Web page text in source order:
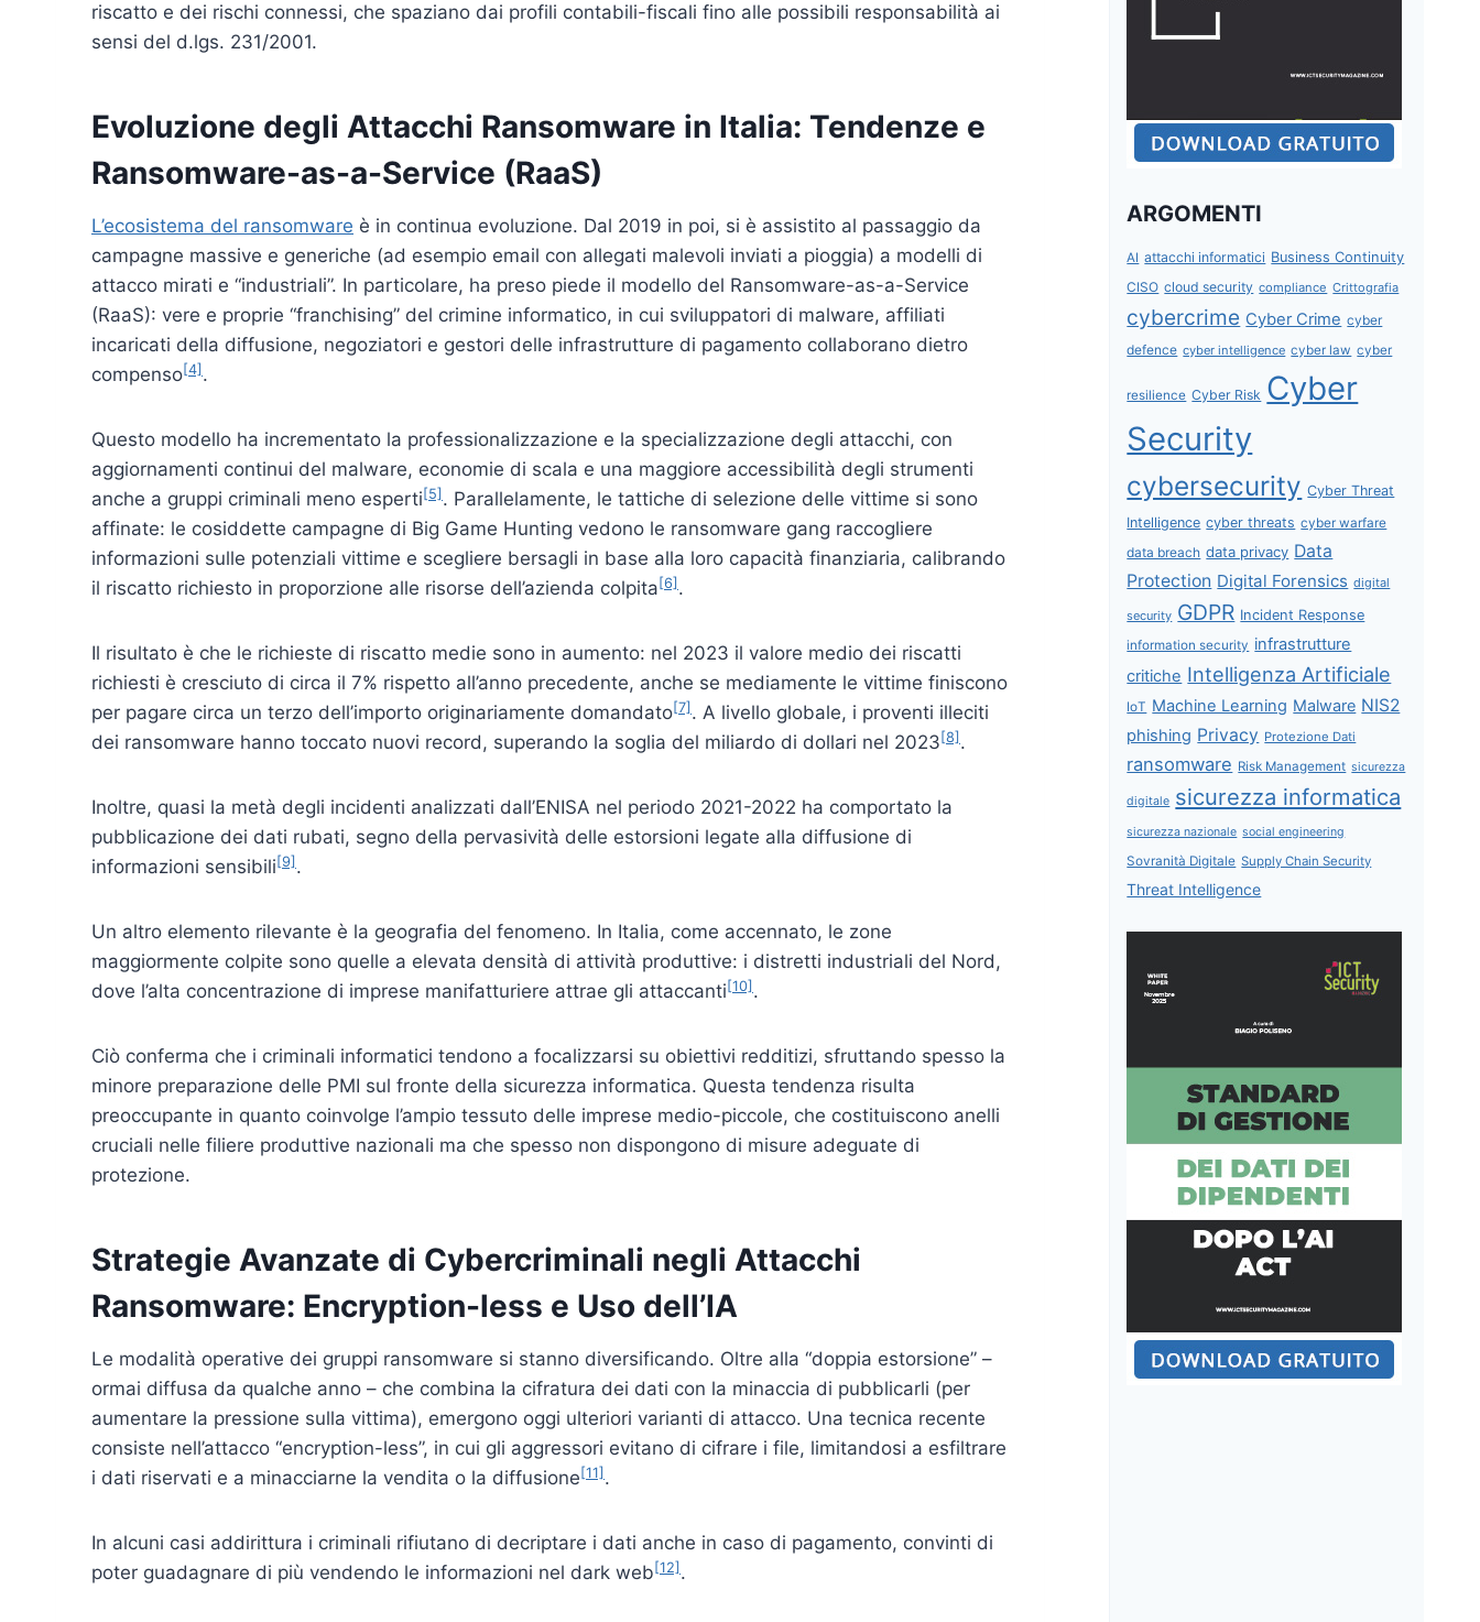
riscatto e dei rischi connessi, che spaziano dai profili contabili-fiscali fino alle possibili responsabilità ai
sensi del d.lgs. 231/2001.
Evoluzione degli Attacchi Ransomware in Italia: Tendenze e
Ransomware-as-a-Service (RaaS)
L’ecosistema del ransomware è in continua evoluzione. Dal 2019 in poi, si è assistito al passaggio da
campagne massive e generiche (ad esempio email con allegati malevoli inviati a pioggia) a modelli di
attacco mirati e “industriali”. In particolare, ha preso piede il modello del Ransomware-as-a-Service
(RaaS): vere e proprie “franchising” del crimine informatico, in cui sviluppatori di malware, affiliati
incaricati della diffusione, negoziatori e gestori delle infrastrutture di pagamento collaborano dietro
compenso[4] .
Questo modello ha incrementato la professionalizzazione e la specializzazione degli attacchi, con
aggiornamenti continui del malware, economie di scala e una maggiore accessibilità degli strumenti
anche a gruppi criminali meno esperti [5] . Parallelamente, le tattiche di selezione delle vittime si sono
affinate: le cosiddette campagne di Big Game Hunting vedono le ransomware gang raccogliere
informazioni sulle potenziali vittime e scegliere bersagli in base alla loro capacità finanziaria, calibrando
il riscatto richiesto in proporzione alle risorse dell’azienda colpita [6] .
Il risultato è che le richieste di riscatto medie sono in aumento: nel 2023 il valore medio dei riscatti
richiesti è cresciuto di circa il 7% rispetto all’anno precedente, anche se mediamente le vittime finiscono
per pagare circa un terzo dell’importo originariamente domandato[7] . A livello globale, i proventi illeciti
dei ransomware hanno toccato nuovi record, superando la soglia del miliardo di dollari nel 2023 [8] .
Inoltre, quasi la metà degli incidenti analizzati dall’ENISA nel periodo 2021-2022 ha comportato la
pubblicazione dei dati rubati, segno della pervasività delle estorsioni legate alla diffusione di
informazioni sensibili [9] .
Un altro elemento rilevante è la geografia del fenomeno. In Italia, come accennato, le zone
maggiormente colpite sono quelle a elevata densità di attività produttive: i distretti industriali del Nord,
dove l’alta concentrazione di imprese manifatturiere attrae gli attaccanti [10] .
Ciò conferma che i criminali informatici tendono a focalizzarsi su obiettivi redditizi, sfruttando spesso la
minore preparazione delle PMI sul fronte della sicurezza informatica. Questa tendenza risulta
preoccupante in quanto coinvolge l’ampio tessuto delle imprese medio-piccole, che costituiscono anelli
cruciali nelle filiere produttive nazionali ma che spesso non dispongono di misure adeguate di
protezione.
Strategie Avanzate di Cybercriminali negli Attacchi
Ransomware: Encryption-less e Uso dell’IA
Le modalità operative dei gruppi ransomware si stanno diversificando. Oltre alla “doppia estorsione” –
ormai diffusa da qualche anno – che combina la cifratura dei dati con la minaccia di pubblicarli (per
aumentare la pressione sulla vittima), emergono oggi ulteriori varianti di attacco. Una tecnica recente
consiste nell’attacco “encryption-less”, in cui gli aggressori evitano di cifrare i file, limitandosi a esfiltrare
i dati riservati e a minacciarne la vendita o la diffusione [11] .
In alcuni casi addirittura i criminali rifiutano di decriptare i dati anche in caso di pagamento, convinti di
poter guadagnare di più vendendo le informazioni nel dark web [12] .
ARGOMENTI
AI attacchi informatici Business Continuity
CISO cloud security compliance Crittografia
cybercrime Cyber Crime cyber
defence cyber intelligence cyber law cyber
resilience Cyber Risk Cyber
Security
cybersecurity Cyber Threat
Intelligence cyber threats cyber warfare
data breach data privacy Data
Protection Digital Forensics digital
security GDPR Incident Response
information security infrastrutture
critiche Intelligenza Artificiale
IoT Machine Learning Malware NIS2
phishing Privacy Protezione Dati
ransomware Risk Management sicurezza
digitale sicurezza informatica
sicurezza nazionale social engineering
Sovranità Digitale Supply Chain Security
Threat Intelligence